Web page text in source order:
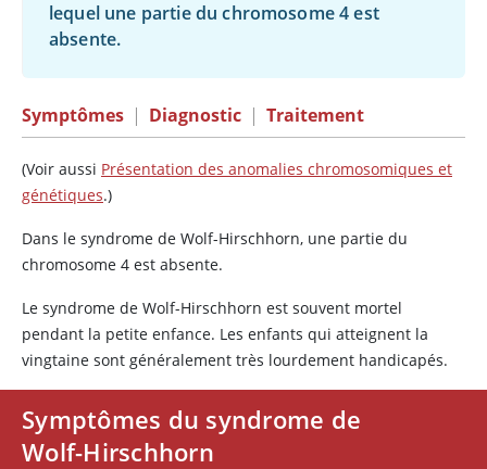
lequel une partie du chromosome 4 est
absente.
Symptômes | Diagnostic | Traitement
(Voir aussi Présentation des anomalies chromosomiques et
génétiques.)
Dans le syndrome de Wolf-Hirschhorn, une partie du
chromosome 4 est absente.
Le syndrome de Wolf-Hirschhorn est souvent mortel
pendant la petite enfance. Les enfants qui atteignent la
vingtaine sont généralement très lourdement handicapés.
Symptômes du syndrome de
Wolf-Hirschhorn